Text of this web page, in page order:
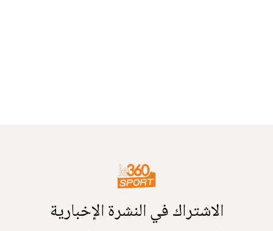
الاشتراك في النشرة الإخبارية